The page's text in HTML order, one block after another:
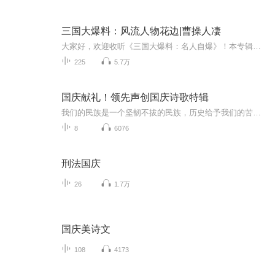
三国大爆料：风流人物花边|曹操人凄
225 5.7万
国庆献礼！领先声创国庆诗歌特辑
8 6076
刑法国庆
26 1.7万
国庆美诗文
108 4173